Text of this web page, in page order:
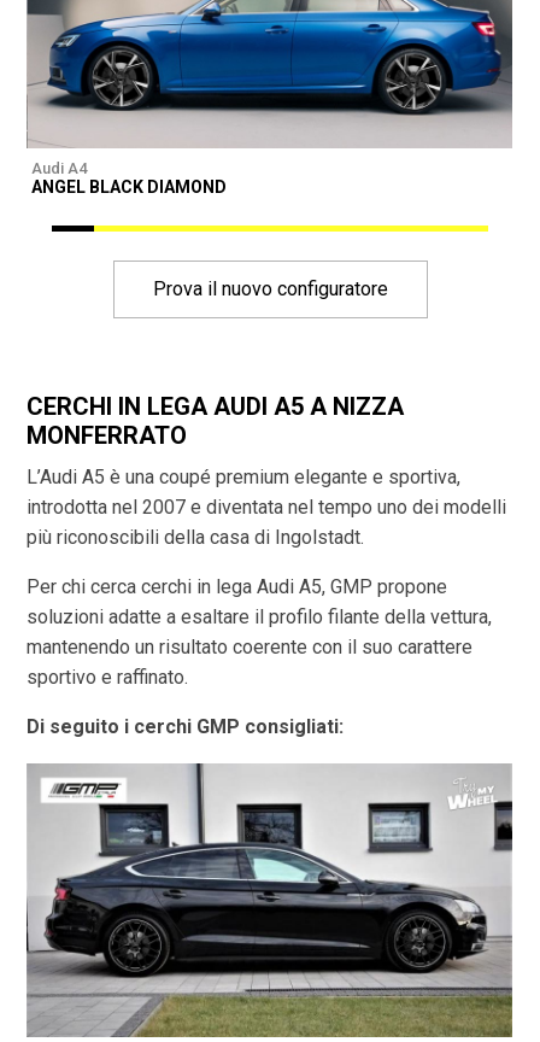
Audi A4
ANGEL BLACK DIAMOND
Prova il nuovo configuratore
CERCHI IN LEGA AUDI A5 A NIZZA
MONFERRATO
L’Audi A5 è una coupé premium elegante e sportiva,
introdotta nel 2007 e diventata nel tempo uno dei modelli
più riconoscibili della casa di Ingolstadt.
Per chi cerca cerchi in lega Audi A5, GMP propone
soluzioni adatte a esaltare il profilo filante della vettura,
mantenendo un risultato coerente con il suo carattere
sportivo e raffinato.
Di seguito i cerchi GMP consigliati: